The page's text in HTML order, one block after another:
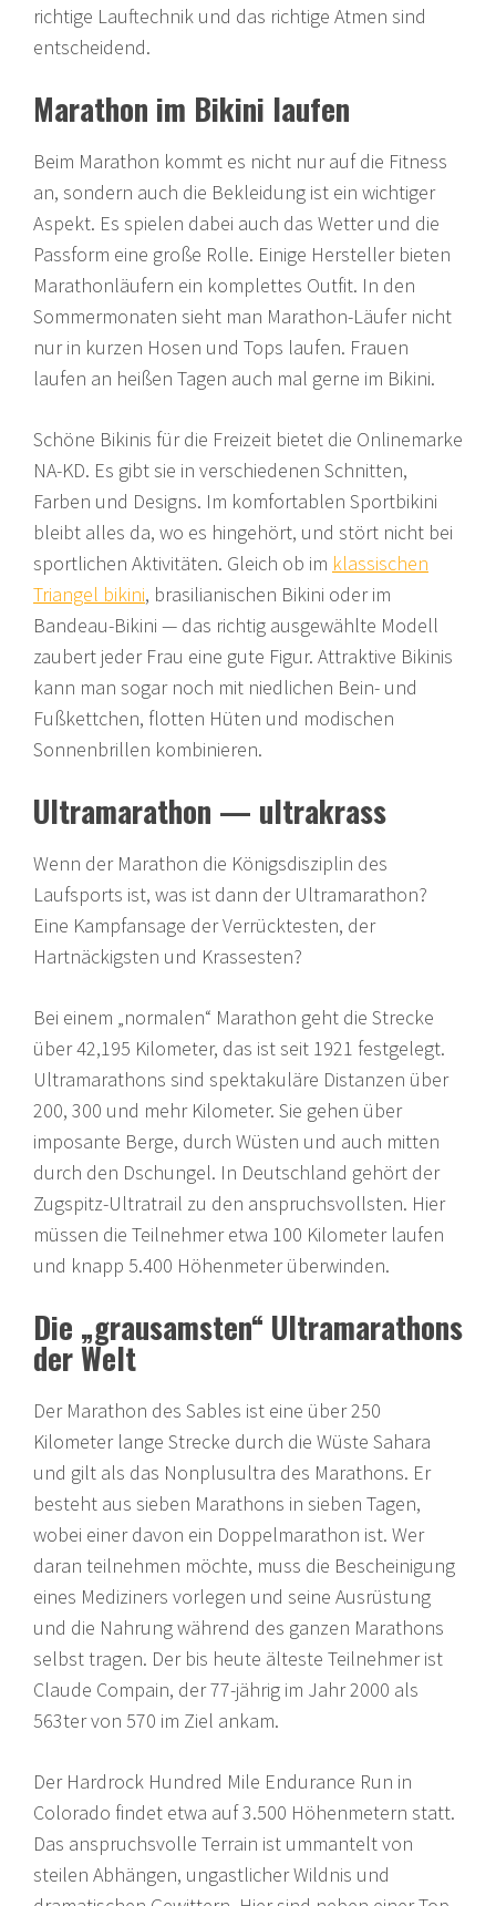
richtige Lauftechnik und das richtige Atmen sind
entscheidend.
Marathon im Bikini laufen
Beim Marathon kommt es nicht nur auf die Fitness
an, sondern auch die Bekleidung ist ein wichtiger
Aspekt. Es spielen dabei auch das Wetter und die
Passform eine große Rolle. Einige Hersteller bieten
Marathonläufern ein komplettes Outfit. In den
Sommermonaten sieht man Marathon-Läufer nicht
nur in kurzen Hosen und Tops laufen. Frauen
laufen an heißen Tagen auch mal gerne im Bikini.
Schöne Bikinis für die Freizeit bietet die Onlinemarke
NA-KD. Es gibt sie in verschiedenen Schnitten,
Farben und Designs. Im komfortablen Sportbikini
bleibt alles da, wo es hingehört, und stört nicht bei
sportlichen Aktivitäten. Gleich ob im klassischen
Triangel bikini, brasilianischen Bikini oder im
Bandeau-Bikini — das richtig ausgewählte Modell
zaubert jeder Frau eine gute Figur. Attraktive Bikinis
kann man sogar noch mit niedlichen Bein- und
Fußkettchen, flotten Hüten und modischen
Sonnenbrillen kombinieren.
Ultramarathon — ultrakrass
Wenn der Marathon die Königsdisziplin des
Laufsports ist, was ist dann der Ultramarathon?
Eine Kampfansage der Verrücktesten, der
Hartnäckigsten und Krassesten?
Bei einem „normalen“ Marathon geht die Strecke
über 42,195 Kilometer, das ist seit 1921 festgelegt.
Ultramarathons sind spektakuläre Distanzen über
200, 300 und mehr Kilometer. Sie gehen über
imposante Berge, durch Wüsten und auch mitten
durch den Dschungel. In Deutschland gehört der
Zugspitz-Ultratrail zu den anspruchsvollsten. Hier
müssen die Teilnehmer etwa 100 Kilometer laufen
und knapp 5.400 Höhenmeter überwinden.
Die „grausamsten“ Ultramarathons
der Welt
Der Marathon des Sables ist eine über 250
Kilometer lange Strecke durch die Wüste Sahara
und gilt als das Nonplusultra des Marathons. Er
besteht aus sieben Marathons in sieben Tagen,
wobei einer davon ein Doppelmarathon ist. Wer
daran teilnehmen möchte, muss die Bescheinigung
eines Mediziners vorlegen und seine Ausrüstung
und die Nahrung während des ganzen Marathons
selbst tragen. Der bis heute älteste Teilnehmer ist
Claude Compain, der 77-jährig im Jahr 2000 als
563ter von 570 im Ziel ankam.
Der Hardrock Hundred Mile Endurance Run in
Colorado findet etwa auf 3.500 Höhenmetern statt.
Das anspruchsvolle Terrain ist ummantelt von
steilen Abhängen, ungastlicher Wildnis und